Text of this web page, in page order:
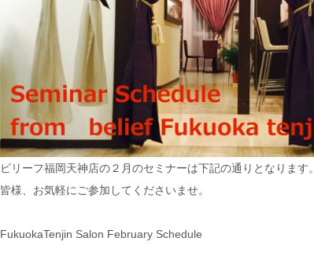
ビリーフ福岡天神店の２月のセミナーは下記の通りとなります。
皆様、お気軽にご参加してくださいませ。
FukuokaTenjin Salon February Schedule